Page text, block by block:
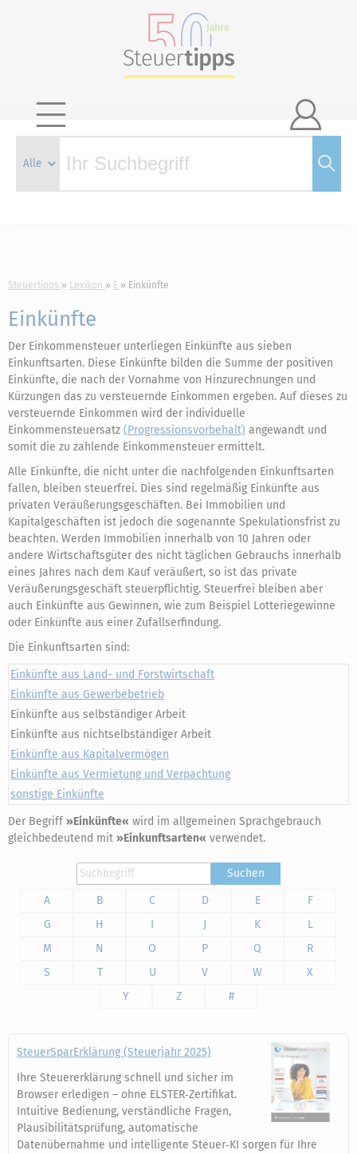

Steuertipps Lexikon E Einkünfte
Einkünfte
Der Einkommensteuer unterliegen Einkünfte aus sieben
Einkunftsarten. Diese Einkünfte bilden die Summe der positiven
Einkünfte, die nach der Vornahme von Hinzurechnungen und
Kürzungen das zu versteuernde Einkommen ergeben. Auf dieses zu
versteuernde Einkommen wird der individuelle
Einkommensteuersatz (Progressionsvorbehalt) angewandt und
somit die zu zahlende Einkommensteuer ermittelt.
Alle Einkünfte, die nicht unter die nachfolgenden Einkunftsarten
fallen, bleiben steuerfrei. Dies sind regelmäßig Einkünfte aus
privaten Veräußerungsgeschäften. Bei Immobilien und
Kapitalgeschäften ist jedoch die sogenannte Spekulationsfrist zu
beachten. Werden Immobilien innerhalb von 10 Jahren oder
andere Wirtschaftsgüter des nicht täglichen Gebrauchs innerhalb
eines Jahres nach dem Kauf veräußert, so ist das private
Veräußerungsgeschäft steuerpflichtig. Steuerfrei bleiben aber
auch Einkünfte aus Gewinnen, wie zum Beispiel Lotteriegewinne
oder Einkünfte aus einer Zufallserfindung.
Die Einkunftsarten sind:
Einkünfte aus Land- und Forstwirtschaft
Einkünfte aus Gewerbebetrieb
Einkünfte aus selbständiger Arbeit
Einkünfte aus nichtselbständiger Arbeit
Einkünfte aus Kapitalvermögen
Einkünfte aus Vermietung und Verpachtung
sonstige Einkünfte
Der Begriff»Einkünfte« wird im allgemeinen Sprachgebrauch
gleichbedeutend mit »Einkunftsarten« verwendet.
Suchen
A
B C D E
F
G
H I J K
L
M
N O P Q
R
S
T U V W
X
Y
Z #
SteuerSparErklärung (Steuerjahr 2025)
Ihre Steuererklärung schnell und sicher im
Browser erledigen – ohne ELSTER‑Zertifikat.
Intuitive Bedienung, verständliche Fragen,
Plausibilitätsprüfung, automatische
Datenübernahme und intelligente Steuer‑KI sorgen für Ihre